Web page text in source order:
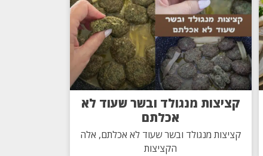
קציצות מנגולד ובשר שעוד לא
אכלתם
קציצות מנגולד ובשר שעוד לא אכלתם, אלה
הקציצות